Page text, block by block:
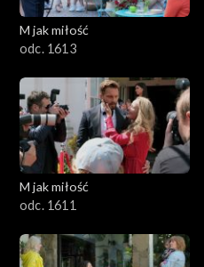
M jak miłość
odc. 1613
M jak miłość
odc. 1611